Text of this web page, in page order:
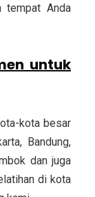
tempat Anda
untuk
kota besar
Bandung,
dan juga
di kota